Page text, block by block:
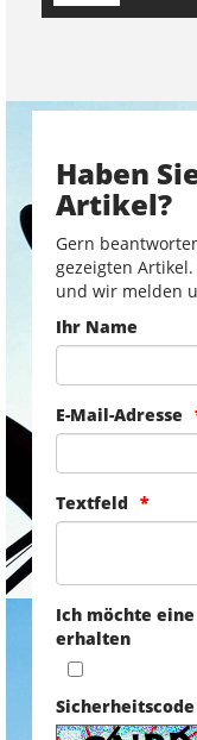
Haben
Artikel?
Gern
gezeigten
und wir melden
Ihr Name
E-Mail-Adresse
Textfeld
Ich möchte
erhalten
Sicherheitscode